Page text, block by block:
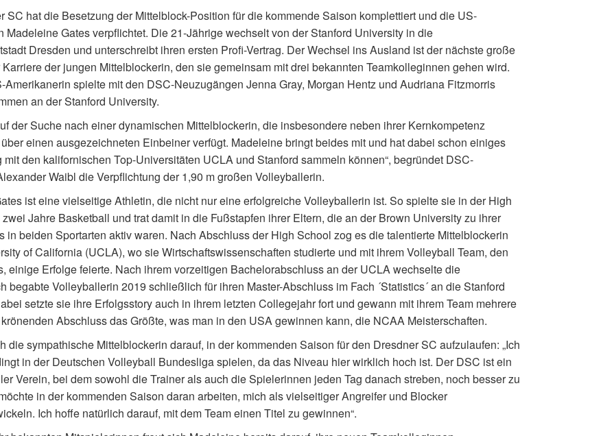
SC hat die Besetzung der Mittelblock-Position für die kommende Saison komplettiert und die US-
Madeleine Gates verpflichtet. Die 21-Jährige wechselt von der Stanford University in die
Dresden und unterschreibt ihren ersten Profi-Vertrag. Der Wechsel ins Ausland ist der nächste große
der jungen Mittelblockerin, den sie gemeinsam mit drei bekannten Teamkolleginnen gehen wird.
Amerikanerin spielte mit den DSC-Neuzugängen Jenna Gray, Morgan Hentz und Audriana Fitzmorris
an der Stanford University.
der Suche nach einer dynamischen Mittelblockerin, die insbesondere neben ihrer Kernkompetenz
über einen ausgezeichneten Einbeiner verfügt. Madeleine bringt beides mit und hat dabei schon einiges
mit den kalifornischen Top-Universitäten UCLA und Stanford sammeln können“, begründet DSC-
Waibl die Verpflichtung der 1,90 m großen Volleyballerin.
ist eine vielseitige Athletin, die nicht nur eine erfolgreiche Volleyballerin ist. So spielte sie in der High
Jahre Basketball und trat damit in die Fußstapfen ihrer Eltern, die an der Brown University zu ihrer
in beiden Sportarten aktiv waren. Nach Abschluss der High School zog es die talentierte Mittelblockerin
of California (UCLA), wo sie Wirtschaftswissenschaften studierte und mit ihrem Volleyball Team, den
einige Erfolge feierte. Nach ihrem vorzeitigen Bachelorabschluss an der UCLA wechselte die
begabte Volleyballerin 2019 schließlich für ihren Master-Abschluss im Fach ´Statistics´ an die Stanford
setzte sie ihre Erfolgsstory auch in ihrem letzten Collegejahr fort und gewann mit ihrem Team mehrere
Abschluss das Größte, was man in den USA gewinnen kann, die NCAA Meisterschaften.
die sympathische Mittelblockerin darauf, in der kommenden Saison für den Dresdner SC aufzulaufen: „Ich
in der Deutschen Volleyball Bundesliga spielen, da das Niveau hier wirklich hoch ist. Der DSC ist ein
Verein, bei dem sowohl die Trainer als auch die Spielerinnen jeden Tag danach streben, noch besser zu
in der kommenden Saison daran arbeiten, mich als vielseitiger Angreifer und Blocker
Ich hoffe natürlich darauf, mit dem Team einen Titel zu gewinnen“.